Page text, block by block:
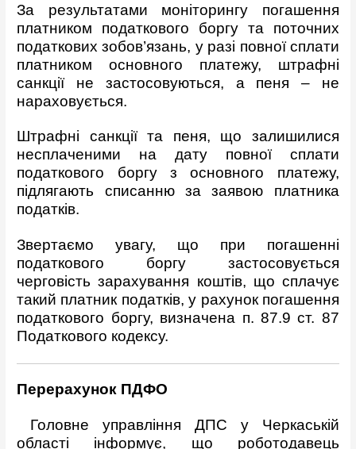
За результатами моніторингу погашення
платником податкового боргу та поточних
податкових зобов’язань, у разі повної сплати
платником основного платежу, штрафні
санкції не застосовуються, а пеня – не
нараховується.
Штрафні санкції та пеня, що залишилися
несплаченими на дату повної сплати
податкового боргу з основного платежу,
підлягають списанню за заявою платника
податків.
Звертаємо увагу, що при погашенні
податкового боргу застосовується
черговість зарахування коштів, що сплачує
такий платник податків, у рахунок погашення
податкового боргу, визначена п. 87.9 ст. 87
Податкового кодексу.
Перерахунок ПДФО
Головне управління ДПС у Черкаській
області інформує, що роботодавець